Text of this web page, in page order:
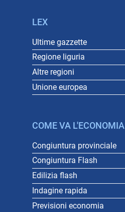
LEX
Ultime gazzette
Regione liguria
Altre regioni
Unione europea
COME VA L'ECONOMIA
Congiuntura provinciale
Congiuntura Flash
Edilizia flash
Indagine rapida
Previsioni economia